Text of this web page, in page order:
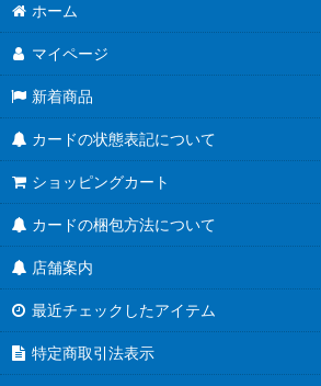
ホーム
マイページ
新着商品
カードの状態表記について
ショッピングカート
カードの梱包方法について
店舗案内
最近チェックしたアイテム
特定商取引法表示